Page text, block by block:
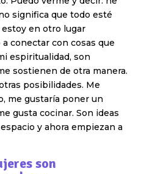
significa que todo esté
en otro lugar
conectar con cosas que
espiritualidad, son
sostienen de otra manera.
posibilidades. Me
me gustaría poner un
gusta cocinar. Son ideas
y ahora empiezan a
son